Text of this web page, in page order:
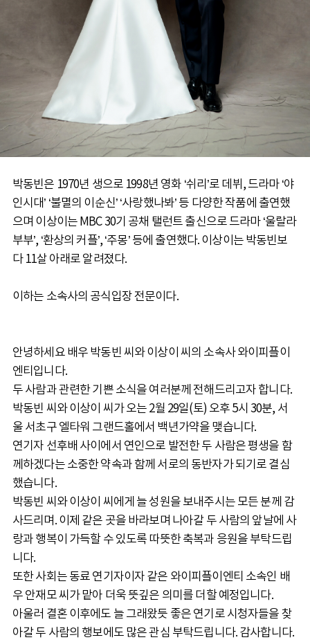
박동빈은 1970년 생으로 1998년 영화 ‘쉬리’로 데뷔, 드라마 ‘야
인시대’ ‘불멸의 이순신’ ‘사랑했나봐’ 등 다양한 작품에 출연했
으며 이상이는 MBC 30기 공채 탤런트 출신으로 드라마 ‘울랄라
부부’, ‘환상의 커플’, ‘주몽’ 등에 출연했다. 이상이는 박동빈보
다 11살 아래로 알려졌다.
이하는 소속사의 공식입장 전문이다.
안녕하세요 배우 박동빈 씨와 이상이 씨의 소속사 와이피플이
엔티입니다.
두 사람과 관련한 기쁜 소식을 여러분께 전해드리고자 합니다.
박동빈 씨와 이상이 씨가 오는 2월 29일(토) 오후 5시 30분, 서
울 서초구 엘타워 그랜드홀에서 백년가약을 맺습니다.
연기자 선후배 사이에서 연인으로 발전한 두 사람은 평생을 함
께하겠다는 소중한 약속과 함께 서로의 동반자가 되기로 결심
했습니다.
박동빈 씨와 이상이 씨에게 늘 성원을 보내주시는 모든 분께 감
사드리며. 이제 같은 곳을 바라보며 나아갈 두 사람의 앞날에 사
랑과 행복이 가득할 수 있도록 따뜻한 축복과 응원을 부탁드립
니다.
또한 사회는 동료 연기자이자 같은 와이피플이엔티 소속인 배
우 안재모 씨가 맡아 더욱 뜻깊은 의미를 더할 예정입니다.
아울러 결혼 이후에도 늘 그래왔듯 좋은 연기로 시청자들을 찾
아갈 두 사람의 행보에도 많은 관심 부탁드립니다. 감사합니다.